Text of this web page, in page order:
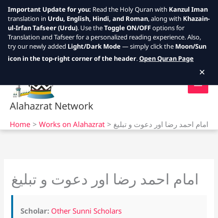
Skip
Alahazrat Network
Home Works on Alahazrat امام احمد رضا اور دعوت و تبلیغ
امام احمد رضا اور دعوت و تبلیغ
Scholar: Other Sunni Scholars
Important Update for you: Read the Holy Quran with Kanzul Iman
translation in Urdu, English, Hindi, and Roman, along with Khazain-
ul-Irfan Tafseer (Urdu). Use theToggle ON/OFFoptions for
Translation and Tafseer for a personalized reading experience. Also,
try our newly added Light/Dark Mode— simply click the Moon/Sun
icon in the top-right corner of the header.Open Quran Page
×